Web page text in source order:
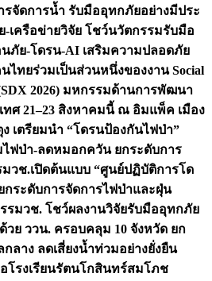
จัดการน้ำ รับมืออุทกภัยอย่างมีประ
-เครือข่ายวิจัย โชว์นวัตกรรมรับมือ
ภัย-โดรน-AI เสริมความปลอดภัย
ไทยร่วมเป็นส่วนหนึ่งของงาน Social
(SDX 2026) มหกรรมด้านการพัฒนา
ศ 21–23 สิงหาคมนี้ ณ อิมแพ็ค เมือง
เตรียมนำ “โดรนป้องกันไฟป่า”
ฟป่า-ลดหมอกควัน ยกระดับการ
มวช.เปิดต้นแบบ “ศูนย์ปฏิบัติการโด
กระดับการจัดการไฟป่าและฝุ่น
รมวช. โชว์ผลงานวิจัยรับมืออุทกภัย
วย ววน. ครอบคลุม 10 จังหวัด ยก
ลาง ลดเสี่ยงน้ำท่วมอย่างยั่งยืน
โรงเรียนรัตนโกสินทร์สมโภช